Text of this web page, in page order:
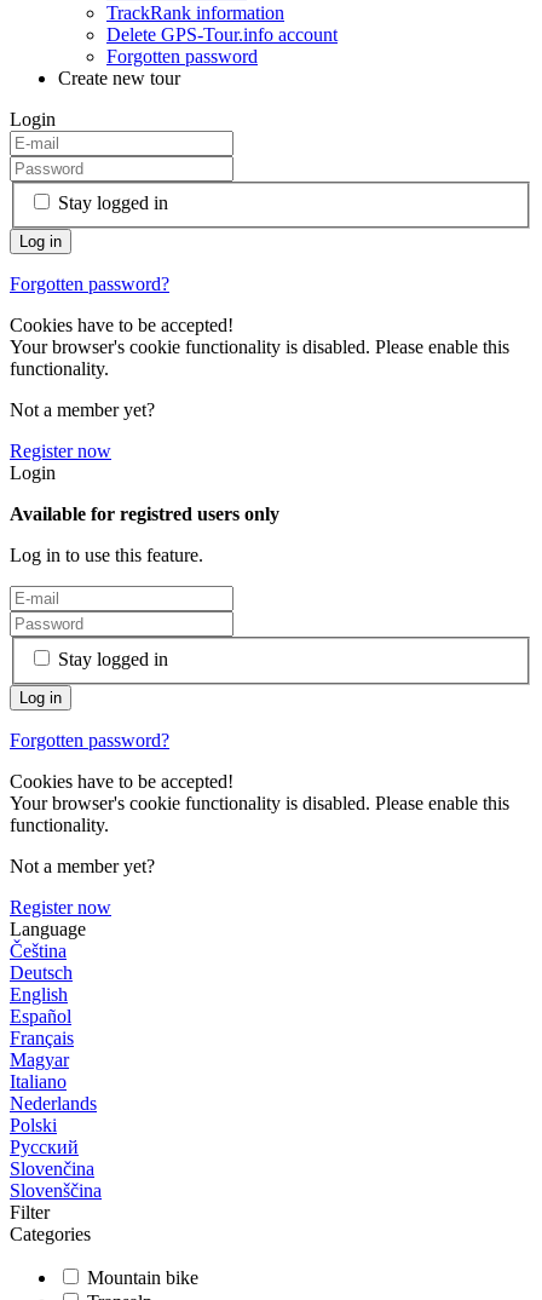
TrackRank information
Delete GPS-Tour.info account
Forgotten password
Create new tour
Login
Stay logged in
Forgotten password?
Cookies have to be accepted!
Your browser's cookie functionality is disabled. Please enable this
functionality.
Not a member yet?
Register now
Login
Available for registred users only
Log in to use this feature.
Stay logged in
Forgotten password?
Cookies have to be accepted!
Your browser's cookie functionality is disabled. Please enable this
functionality.
Not a member yet?
Register now
Language
Čeština
Deutsch
English
Español
Français
Magyar
Italiano
Nederlands
Polski
Русский
Slovenčina
Slovenščina
Filter
Categories
Mountain bike